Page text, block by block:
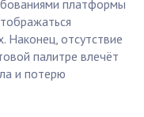
платформы
Наконец, отсутствие
палитре влечёт
и потерю